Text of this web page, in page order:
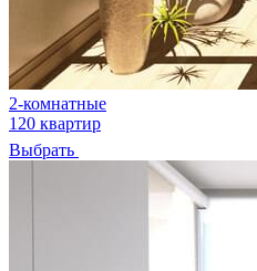
2-комнатные
120 квартир
Выбрать